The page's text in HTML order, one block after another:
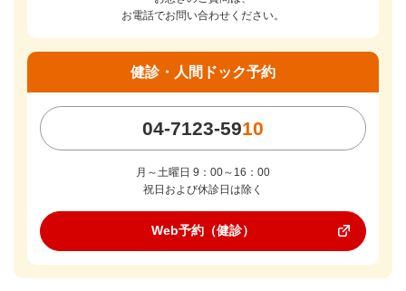
お電話でお問い合わせください。
健診・人間ドック予約
04-7123-5910
月～土曜日 9：00～16：00
祝日および休診日は除く
Web予約（健診）